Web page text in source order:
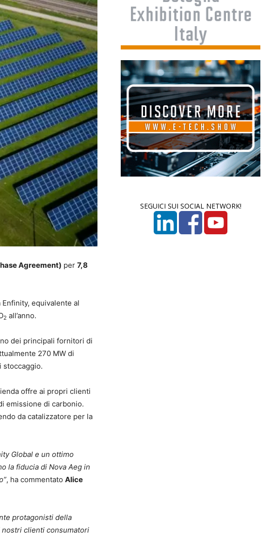
Agreement) per 7,8
Enfinity, equivalente al
2 all’anno.
dei principali fornitori di
270 MW di
stoccaggio.
offre ai propri clienti
emissione di carbonio.
da catalizzatore per la
Global e un ottimo
la fiducia di Nova Aeg in
, ha commentato Alice
protagonisti della
nostri clienti consumatori
SEGUICI SUI SOCIAL NETWORK!